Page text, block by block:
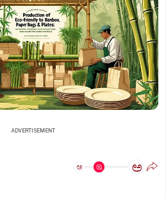
ADVERTISEMENT
ಅ ಅ